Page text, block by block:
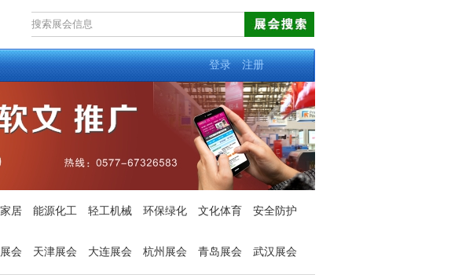
登录 注册
居 能源化工 轻工机械 环保绿化 文化体育
安全防护
会 天津展会 大连展会 杭州展会 青岛展会 武汉展会